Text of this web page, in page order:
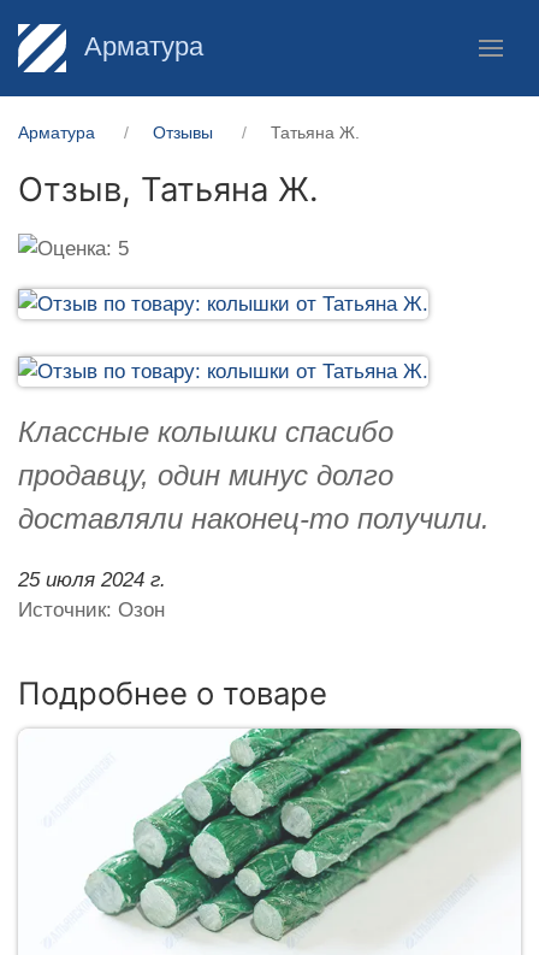
Арматура
Арматура Отзывы Татьяна Ж.
Отзыв, Татьяна Ж.
Классные колышки спасибо
продавцу, один минус долго
доставляли наконец-то получили.
25 июля 2024 г.
Источник: Озон
Подробнее о товаре